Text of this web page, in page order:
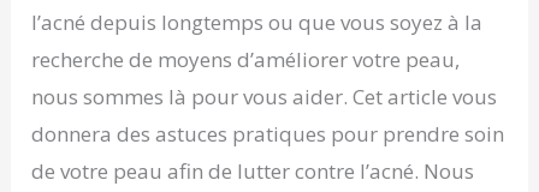
l’acné depuis longtemps ou que vous soyez à la
recherche de moyens d’améliorer votre peau,
nous sommes là pour vous aider. Cet article vous
donnera des astuces pratiques pour prendre soin
de votre peau afin de lutter contre l’acné. Nous